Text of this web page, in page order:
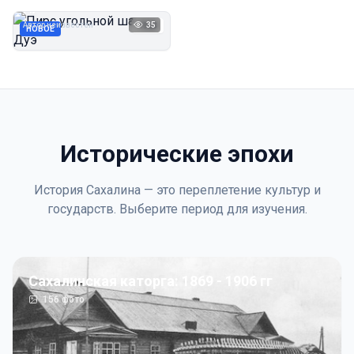
НОВОЕ 1923
Автор неизвестен 35
Исторические эпохи
История Сахалина — это переплетение культур и
государств. Выберите период для изучения.
Сахалинская каторга: 1869 - 1906 гг
156фото